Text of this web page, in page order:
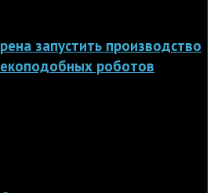
запустить производство
роботов